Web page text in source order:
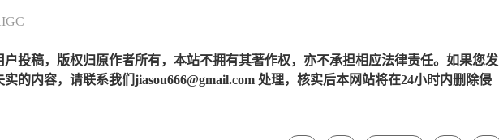
投稿，版权归原作者所有，本站不拥有其著作权，亦不承担相应法律责任。如果您发
的内容，请联系我们jiasou666@gmail.com 处理，核实后本网站将在24小时内删除侵